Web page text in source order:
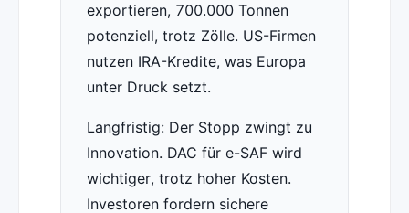
exportieren, 700.000 Tonnen
potenziell, trotz Zölle. US-Firmen
nutzen IRA-Kredite, was Europa
unter Druck setzt.
Langfristig: Der Stopp zwingt zu
Innovation. DAC für e-SAF wird
wichtiger, trotz hoher Kosten.
Investoren fordern sichere